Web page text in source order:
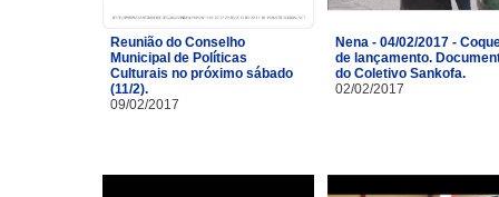
Reunião do Conselho
Municipal de Políticas
Culturais no próximo sábado
(11/2).
09/02/2017
Nena - 04/02/2017 -
de lançamento.
do Coletivo Sankofa.
02/02/2017